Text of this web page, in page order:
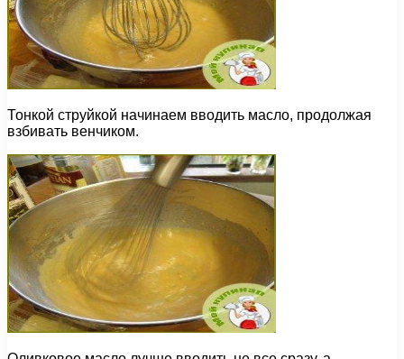
Тонкой струйкой начинаем вводить масло, продолжая
взбивать венчиком.